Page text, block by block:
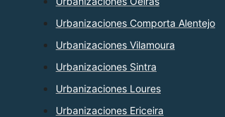
Urbanizaciones Comporta Alentejo
Urbanizaciones Vilamoura
Urbanizaciones Sintra
Urbanizaciones Loures
Urbanizaciones Ericeira